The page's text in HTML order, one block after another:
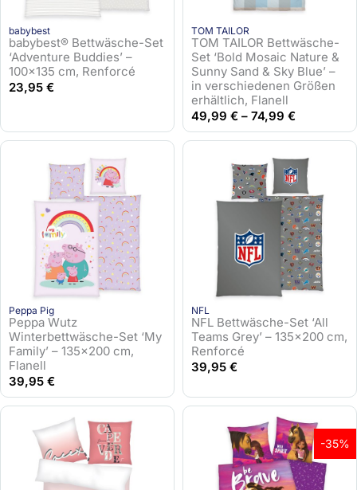
babybest
babybest® Bettwäsche-Set
‘Adventure Buddies’ –
100×135 cm, Renforcé
23,95 €
TOM TAILOR
TOM TAILOR Bettwäsche-
Set ‘Bold Mosaic Nature &
Sunny Sand & Sky Blue’ –
in verschiedenen Größen
erhältlich, Flanell
49,99 € – 74,99 €
Peppa Pig
Peppa Wutz
Winterbettwäsche-Set ‘My
Family’ – 135×200 cm,
Flanell
39,95 €
NFL
NFL Bettwäsche-Set ‘All
Teams Grey’ – 135×200 cm,
Renforcé
39,95 €
-35%